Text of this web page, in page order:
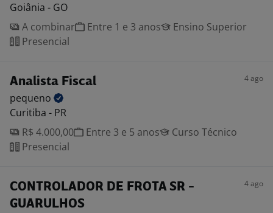
Goiânia - GO
A combinar
Entre 1 e 3 anos
Ensino Superior
Presencial
Analista Fiscal 4 ago
pequeno
Curitiba - PR
R$ 4.000,00
Entre 3 e 5 anos
Curso Técnico
Presencial
CONTROLADOR DE FROTA SR -
GUARULHOS
4 ago